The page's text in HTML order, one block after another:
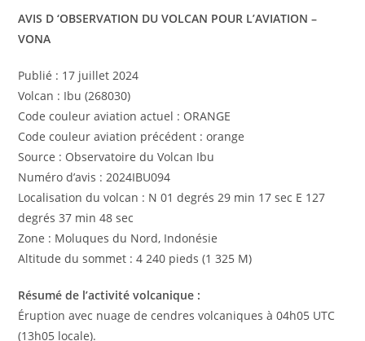
AVIS D ‘OBSERVATION DU VOLCAN POUR L’AVIATION –
VONA
Publié : 17 juillet 2024
Volcan : Ibu (268030)
Code couleur aviation actuel : ORANGE
Code couleur aviation précédent : orange
Source : Observatoire du Volcan Ibu
Numéro d’avis : 2024IBU094
Localisation du volcan : N 01 degrés 29 min 17 sec E 127
degrés 37 min 48 sec
Zone : Moluques du Nord, Indonésie
Altitude du sommet : 4 240 pieds (1 325 M)
Résumé de l’activité volcanique :
Éruption avec nuage de cendres volcaniques à 04h05 UTC
(13h05 locale).